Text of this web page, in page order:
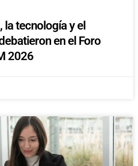
la tecnología y el
en el Foro
2026